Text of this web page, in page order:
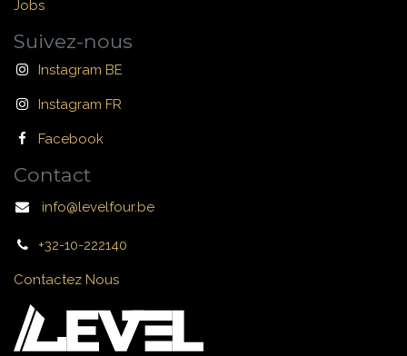
Jobs
Suivez-nous
Instagram BE
Instagram FR
Facebook
Contact
info@levelfour.be
+32-10-222140
Contactez Nous